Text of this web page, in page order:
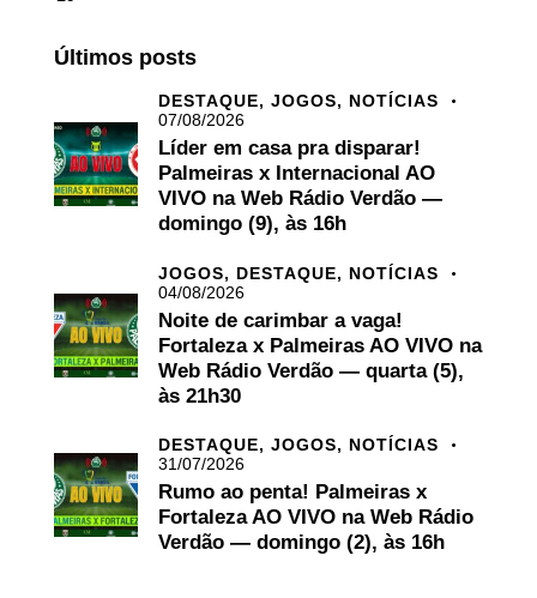
Últimos posts
DESTAQUE, JOGOS, NOTÍCIAS
07/08/2026
Líder em casa pra disparar!
Palmeiras x Internacional AO
VIVO na Web Rádio Verdão —
domingo (9), às 16h
JOGOS, DESTAQUE, NOTÍCIAS
04/08/2026
Noite de carimbar a vaga!
Fortaleza x Palmeiras AO VIVO na
Web Rádio Verdão — quarta (5),
às 21h30
DESTAQUE, JOGOS, NOTÍCIAS
31/07/2026
Rumo ao penta! Palmeiras x
Fortaleza AO VIVO na Web Rádio
Verdão — domingo (2), às 16h